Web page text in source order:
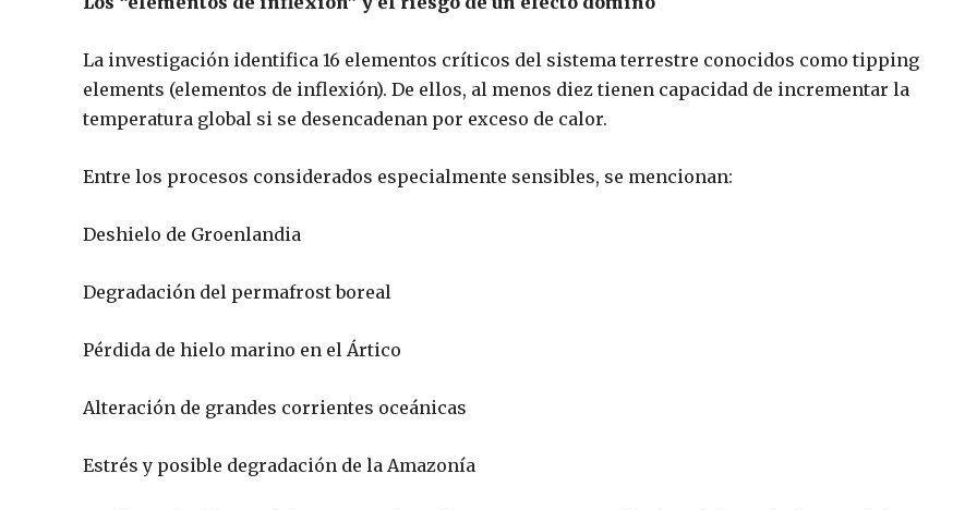
La investigación identifica 16 elementos críticos del sistema terrestre conocidos como tipping
elements (elementos de inflexión). De ellos, al menos diez tienen capacidad de incrementar la
temperatura global si se desencadenan por exceso de calor.
Entre los procesos considerados especialmente sensibles, se mencionan:
Deshielo de Groenlandia
Degradación del permafrost boreal
Pérdida de hielo marino en el Ártico
Alteración de grandes corrientes oceánicas
Estrés y posible degradación de la Amazonía